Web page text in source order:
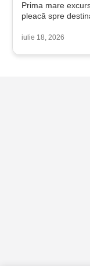
Prima mare
pleacă spre
iulie 18, 2026